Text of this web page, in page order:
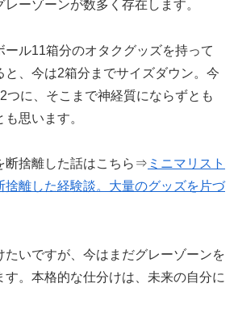
ーゾーンが数多く存在します。
ール11箱分のオタクグッズを持って
と、今は2箱分までサイズダウン。今
つに、そこまで神経質にならずとも
思います。
断捨離した話はこちら⇒ ミニマリスト
捨離した経験談。大量のグッズを片づ
たいですが、今はまだグレーゾーンを
す。本格的な仕分けは、未来の自分に